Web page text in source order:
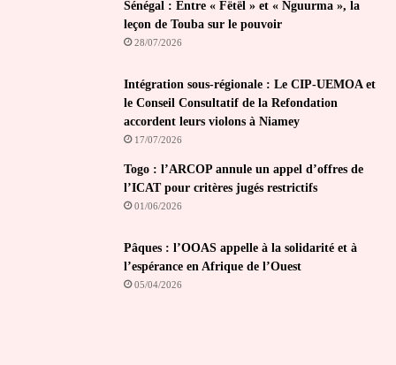
Sénégal : Entre « Fëtël » et « Nguurma », la
leçon de Touba sur le pouvoir
28/07/2026
Intégration sous-régionale : Le CIP-UEMOA et
le Conseil Consultatif de la Refondation
accordent leurs violons à Niamey
17/07/2026
Togo : l’ARCOP annule un appel d’offres de
l’ICAT pour critères jugés restrictifs
01/06/2026
Pâques : l’OOAS appelle à la solidarité et à
l’espérance en Afrique de l’Ouest
05/04/2026